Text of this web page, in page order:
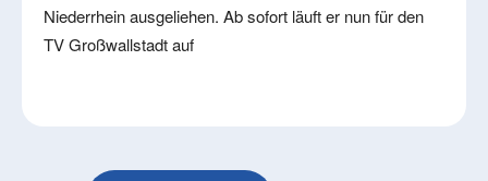
Niederrhein ausgeliehen. Ab sofort läuft er nun für den
TV Großwallstadt auf